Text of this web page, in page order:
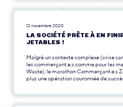
12 novembre 2020
LA SOCIÉTÉ PRÊTE À EN
JETABLES !
Malgré un contexte complexe (crise
les commerçant.e.s comme pour les
Waste), le marathon Commerçant.e.s
plus une opération couronnée de